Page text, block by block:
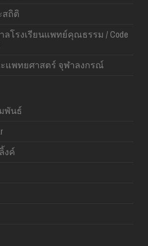
ถิติ
ลโรงเรียนแพทย์คุณธรรม / Code
แพทยศาสตร์ จุฬาลงกรณ์
พันธ์
งค์